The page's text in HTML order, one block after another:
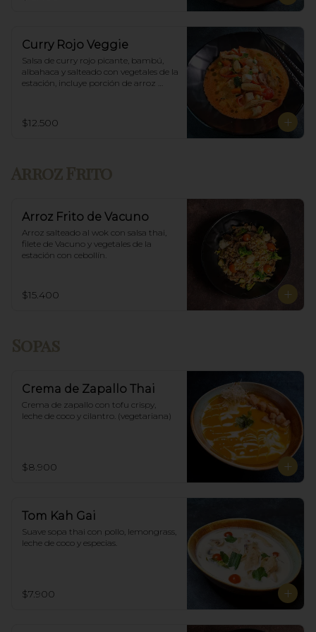
Curry Rojo Veggie
Salsa de curry rojo picante, bambú,
albahaca y salteado con vegetales de la
estación, incluye porción de arroz
$12.500
Arroz Frito
Arroz Frito de Vacuno
Arroz salteado al wok con salsa thai,
filete de Vacuno y vegetales de la
estación con cebollín.
$15.400
Crema de Zapallo Thai
Crema de zapallo con tofu crispy,
leche de coco y cilantro. (vegetariana)
$8.900
Tom Kah Gai
Suave sopa thai con pollo, lemongrass,
leche de coco y especias.
$7.900